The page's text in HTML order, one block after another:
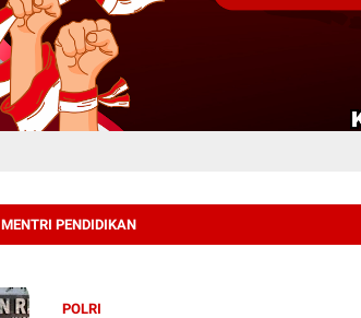
MENTRI PENDIDIKAN
POLRI